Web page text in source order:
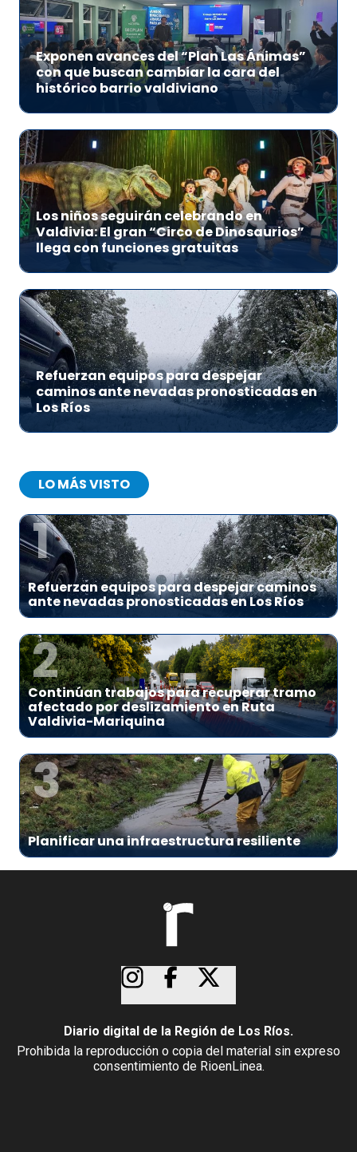
Exponen avances del “Plan Las Ánimas”
con que buscan cambiar la cara del
histórico barrio valdiviano
Los niños seguirán celebrando en
Valdivia: El gran “Circo de Dinosaurios”
llega con funciones gratuitas
Refuerzan equipos para despejar
caminos ante nevadas pronosticadas en
Los Ríos
LO MÁS VISTO
1
Refuerzan equipos para despejar caminos
ante nevadas pronosticadas en Los Ríos
2
Continúan trabajos para recuperar tramo
afectado por deslizamiento en Ruta
Valdivia-Mariquina
3
Planificar una infraestructura resiliente
Diario digital de la Región de Los Ríos.
Prohibida la reproducción o copia del material sin expreso
consentimiento de RioenLinea.